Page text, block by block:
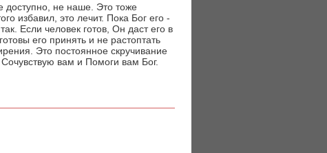
доступно, не наше. Это тоже
избавил, это лечит. Пока Бог его -
Если человек готов, Он даст его в
его принять и не растоптать
Это постоянное скручивание
вам и Помоги вам Бог.